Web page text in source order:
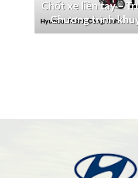
Chốt xe liền tay –
Chương trình